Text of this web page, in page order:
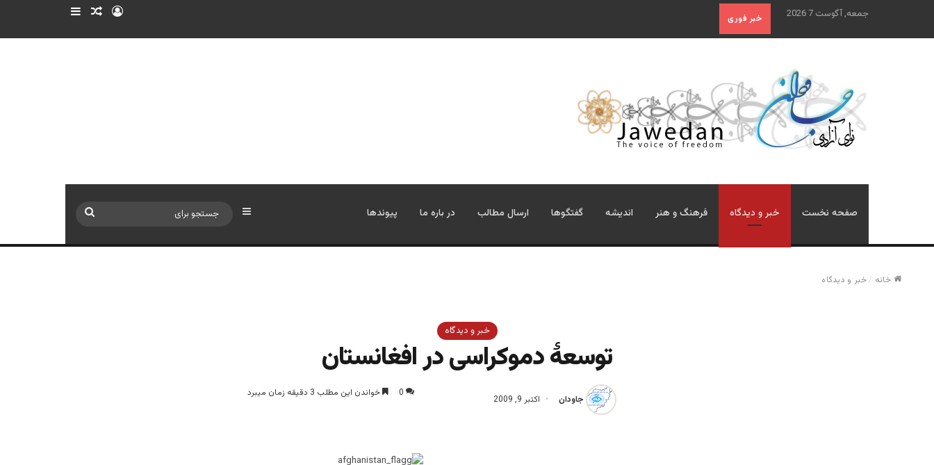
جمعه, آگوست 7 2026 خبر فوری ورود نوشته تصادفی
صفحه نخست خبر و دیدگاه فرهنگ و هنر اندیشه گفتگوها ارسال مطالب در باره ما پیوندها سایدبار
خانه /خبر و دیدگاه
خبر و دیدگاه
توسعۀ دموکراسی در افغانستان
جاودان اکتبر 9, 2009
0 خواندن این مطلب 3 دقیقه زمان میبرد